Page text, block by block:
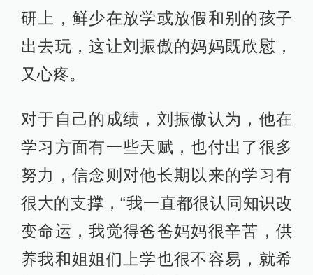
研上，鲜少在放学或放假和别的孩子
出去玩，这让刘振傲的妈妈既欣慰，
又心疼。
对于自己的成绩，刘振傲认为，他在
学习方面有一些天赋，也付出了很多
努力，信念则对他长期以来的学习有
很大的支撑，“我一直都很认同知识改
变命运，我觉得爸爸妈妈很辛苦，供
养我和姐姐们上学也很不容易，就希